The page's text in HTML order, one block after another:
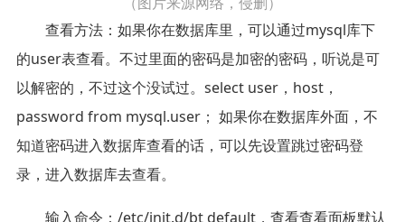
查看方法：如果你在数据库里，可以通过mysql库下
的user表查看。不过里面的密码是加密的密码，听说是可
以解密的，不过这个没试过。select user，host，
password from mysql.user； 如果你在数据库外面，不
知道密码进入数据库查看的话，可以先设置跳过密码登
录，进入数据库去查看。
输入命令：/etc/init.d/bt default，查看查看面板默认